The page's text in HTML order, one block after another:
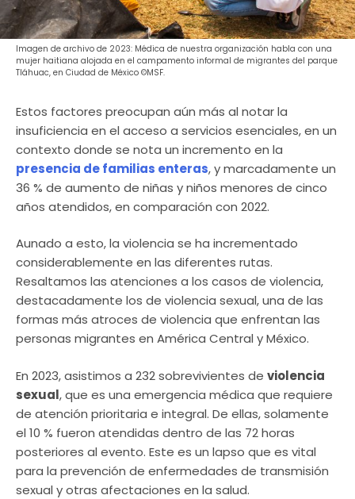
Imagen de archivo de 2023: Médica de nuestra organización habla con una
mujer haitiana alojada en el campamento informal de migrantes del parque
Tláhuac, en Ciudad de México ©MSF.
Estos factores preocupan aún más al notar la
insuficiencia en el acceso a servicios esenciales, en un
contexto donde se nota un incremento en la
presencia de familias enteras, y marcadamente un
36 % de aumento de niñas y niños menores de cinco
años atendidos, en comparación con 2022.
Aunado a esto, la violencia se ha incrementado
considerablemente en las diferentes rutas.
Resaltamos las atenciones a los casos de violencia,
destacadamente los de violencia sexual, una de las
formas más atroces de violencia que enfrentan las
personas migrantes en América Central y México.
En 2023, asistimos a 232 sobrevivientes de violencia
sexual, que es una emergencia médica que requiere
de atención prioritaria e integral. De ellas, solamente
el 10 % fueron atendidas dentro de las 72 horas
posteriores al evento. Este es un lapso que es vital
para la prevención de enfermedades de transmisión
sexual y otras afectaciones en la salud.